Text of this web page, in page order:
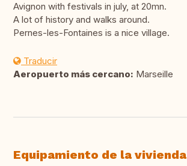
Avignon with festivals in july, at 20mn.
A lot of history and walks around.
Pernes-les-Fontaines is a nice village.
Traducir
Aeropuerto más cercano: Marseille
Equipamiento de la vivienda